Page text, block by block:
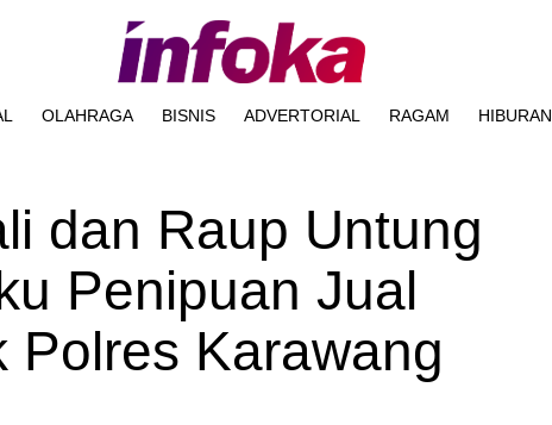
OLAHRAGA BISNIS ADVERTORIAL RAGAM HIBURAN
dan Raup Untung
Penipuan Jual
Polres Karawang